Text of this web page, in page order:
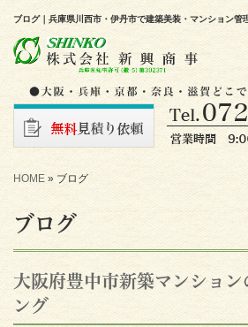
ブログ｜兵庫県川西市・伊丹市で建築美装・マンション管
HOME » ブログ
ブログ
大阪府豊中市新築マンショ
ング